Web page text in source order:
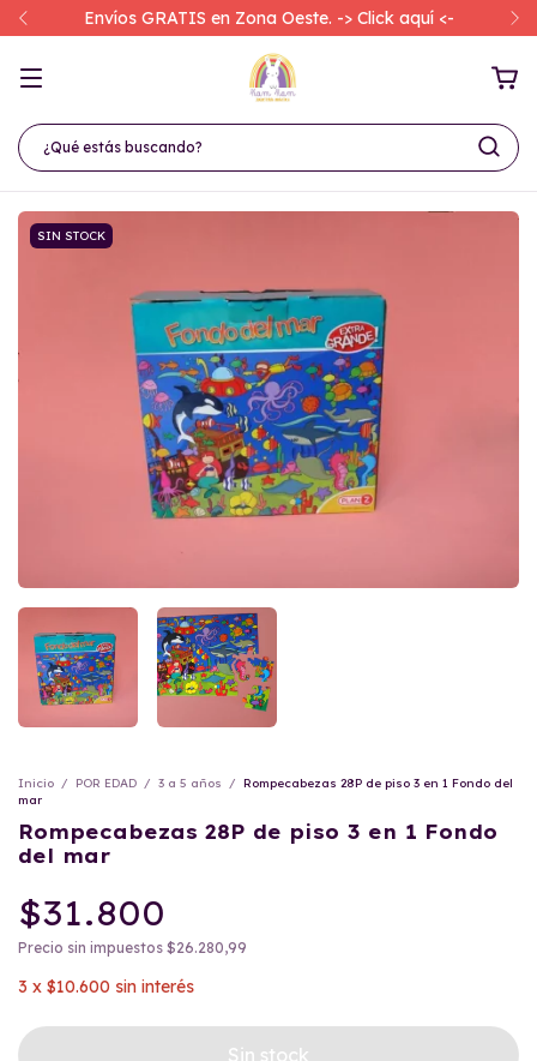
Envíos GRATIS en Zona Oeste. -> Click aquí <-
SIN STOCK
Inicio / POR EDAD / 3 a 5 años / Rompecabezas 28P de piso 3 en 1 Fondo del
mar
Rompecabezas 28P de piso 3 en 1 Fondo
del mar
$31.800
Precio sin impuestos $26.280,99
3 x $10.600 sin interés